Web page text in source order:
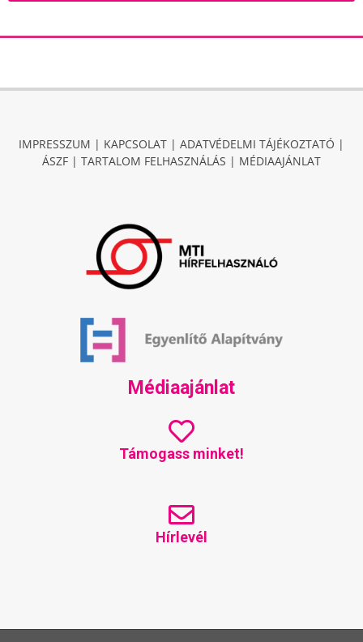
IMPRESSZUM | KAPCSOLAT | ADATVÉDELMI TÁJÉKOZTATÓ |
ÁSZF | TARTALOM FELHASZNÁLÁS | MÉDIAAJÁNLAT
Médiaajánlat
Támogass minket!
Hírlevél